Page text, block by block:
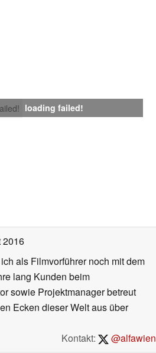
loading failed!
2016
als Filmvorführer noch mit dem
lang Kunden beim
sowie Projektmanager betreut
Ecken dieser Welt aus über
Kontakt:
@alfawien